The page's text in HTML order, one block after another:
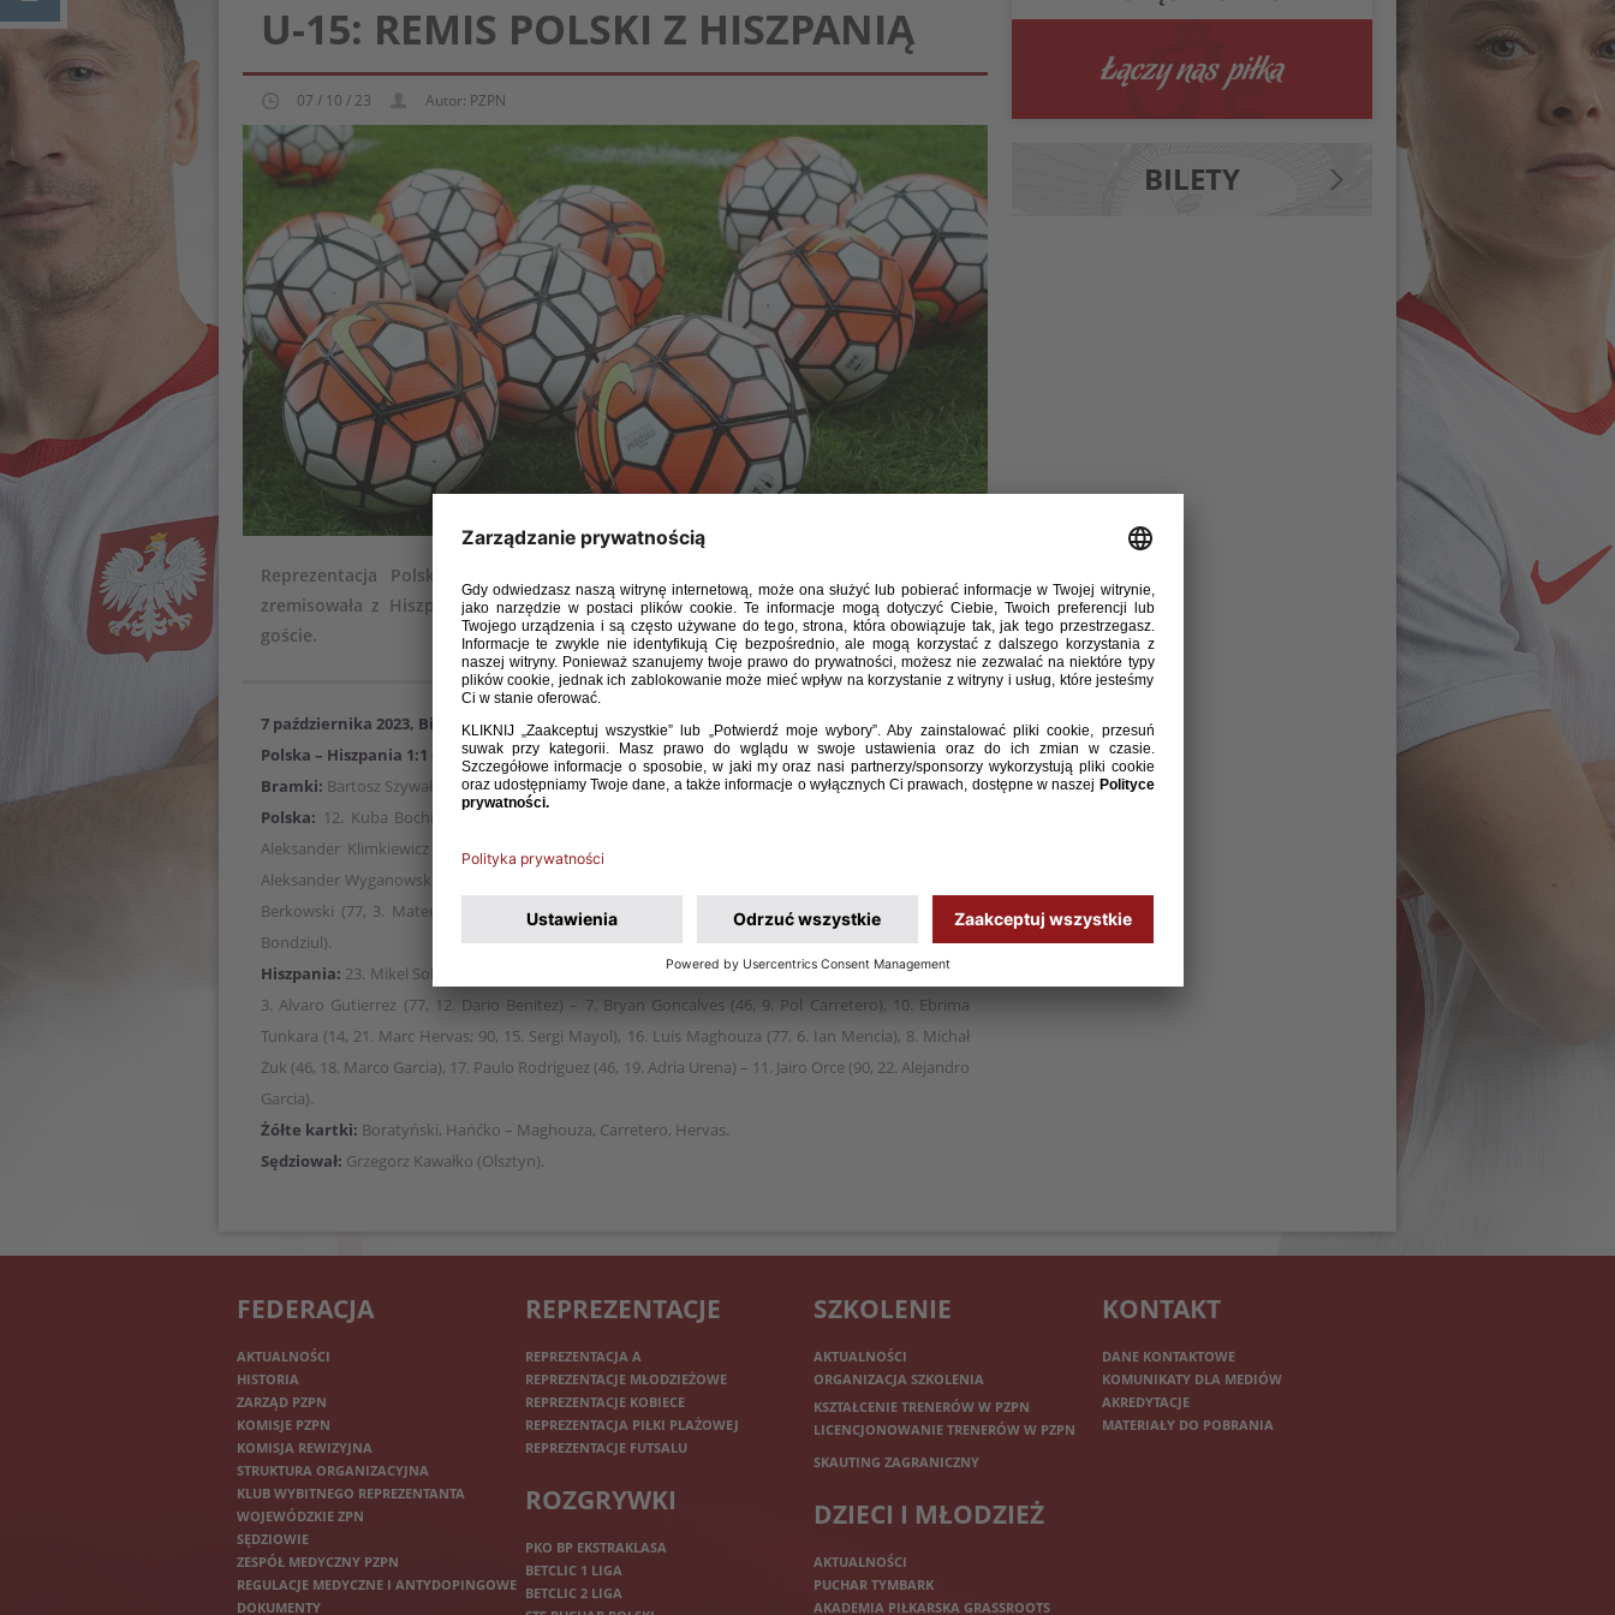
U-15: REMIS POLSKI Z HISZPANIĄ
07 / 10 / 23 Autor: PZPN
Reprezentacja Polski do lat 15 w trzecim meczu turnieju UEFA Development
zremisowała z Hiszpanią 1:1. W dodatkowej serii rzutów karnych lepsi okazali się
goście.
7 października 2023, Biskupiec
Polska – Hiszpania 1:1 (0:0), k. 4:5
Bramki: Bartosz Szywała 90 k – Pol Carretero 82.
Polska: 12. Kuba Bochniarz – 4. Patryk Szuba (53, 15. Bartosz Korżyński), 2. Kacper Cecuła, 19.
Aleksander Klimkiewicz (64, 14. Piotr Bartnicki) – 11. Kacper Boratyński (77, 7. Kajetan Feliks), 6.
Aleksander Wyganowski, 8. Patryk Prajsnar, 17. Adam Hańćko (76, 18. Wojciech Smuda), 20. Kacper
Berkowski (77, 3. Mateusz Moskaluk), 10. Bartosz Szywała – 9. Maciej Kucharski (53, 13. Bartosz
Bondziul).
Hiszpania: 23. Mikel Sola – 20. David Bocero (46, 2. Ruben Cordero), 4. Mario Lledo, 5. Iker Serrano,
3. Alvaro Gutierrez (77, 12. Dario Benitez) – 7. Bryan Goncalves (46, 9. Pol Carretero), 10. Ebrima
Tunkara (14, 21. Marc Hervas; 90, 15. Sergi Mayol), 16. Luis Maghouza (77, 6. Ian Mencia), 8. Michał
Żuk (46, 18. Marco Garcia), 17. Paulo Rodriguez (46, 19. Adria Urena) – 11. Jairo Orce (90, 22. Alejandro
Garcia).
Żółte kartki: Boratyński, Hańćko – Maghouza, Carretero, Hervas.
Sędziował: Grzegorz Kawałko (Olsztyn).
BILETY
FEDERACJA
AKTUALNOŚCI
HISTORIA
ZARZĄD PZPN
KOMISJE PZPN
KOMISJA REWIZYJNA
STRUKTURA ORGANIZACYJNA
KLUB WYBITNEGO REPREZENTANTA
WOJEWÓDZKIE ZPN
SĘDZIOWIE
ZESPÓŁ MEDYCZNY PZPN
REGULACJE MEDYCZNE I ANTYDOPINGOWE
DOKUMENTY
REPREZENTACJE
REPREZENTACJA A
REPREZENTACJE MŁODZIEŻOWE
REPREZENTACJE KOBIECE
REPREZENTACJA PIŁKI PLAŻOWEJ
REPREZENTACJE FUTSALU
ROZGRYWKI
PKO BP EKSTRAKLASA
BETCLIC 1 LIGA
BETCLIC 2 LIGA
SZKOLENIE
AKTUALNOŚCI
ORGANIZACJA SZKOLENIA
KSZTAŁCENIE TRENERÓW W PZPN
LICENCJONOWANIE TRENERÓW W PZPN
SKAUTING ZAGRANICZNY
DZIECI I MŁODZIEŻ
AKTUALNOŚCI
PUCHAR TYMBARK
AKADEMIA PIŁKARSKA GRASSROOTS
KONTAKT
DANE KONTAKTOWE
KOMUNIKATY DLA MEDIÓW
AKREDYTACJE
MATERIAŁY DO POBRANIA